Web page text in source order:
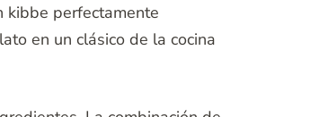
kibbe perfectamente
en un clásico de la cocina